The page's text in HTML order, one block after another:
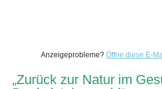
Anzeigeprobleme? Öffne diese E-
„Zurück zur Natur im